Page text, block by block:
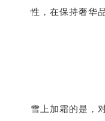
性，在保持奢华
雪上加霜的是，